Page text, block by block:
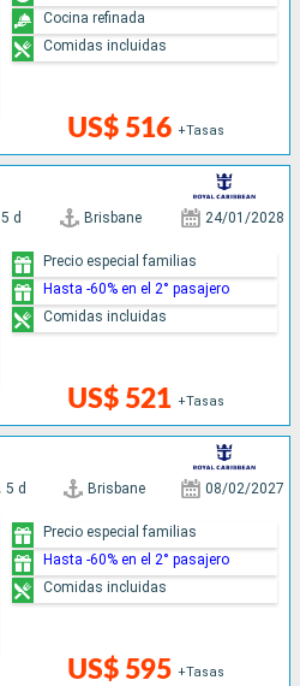
US$ 516 +Tasas
Cocina refinada
Comidas incluidas
5 d Brisbane 24/01/2028
US$ 521 +Tasas
Precio especial familias
Hasta -60% en el 2° pasajero
Comidas incluidas
5 d Brisbane 08/02/2027
US$ 595 +Tasas
Precio especial familias
Hasta -60% en el 2° pasajero
Comidas incluidas